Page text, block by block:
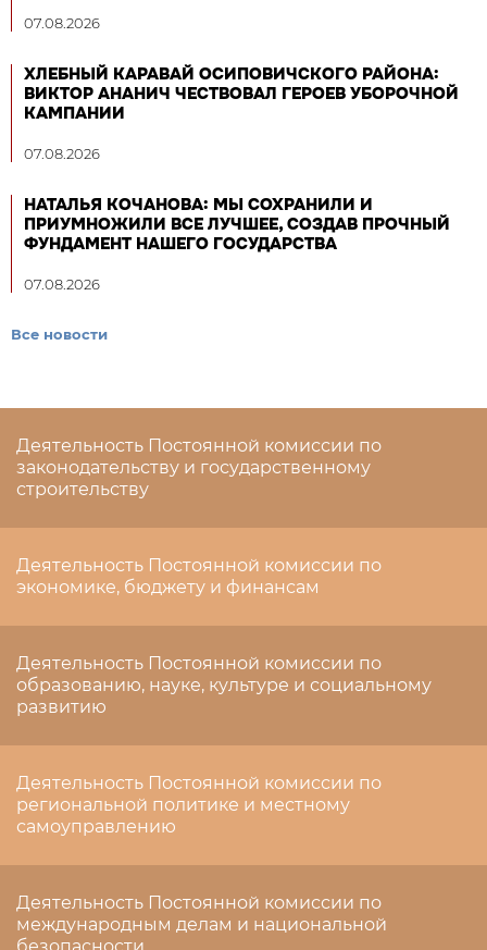
07.08.2026
ХЛЕБНЫЙ КАРАВАЙ ОСИПОВИЧСКОГО РАЙОНА:
ВИКТОР АНАНИЧ ЧЕСТВОВАЛ ГЕРОЕВ УБОРОЧНОЙ
КАМПАНИИ
07.08.2026
НАТАЛЬЯ КОЧАНОВА: МЫ СОХРАНИЛИ И
ПРИУМНОЖИЛИ ВСЕ ЛУЧШЕЕ, СОЗДАВ ПРОЧНЫЙ
ФУНДАМЕНТ НАШЕГО ГОСУДАРСТВА
07.08.2026
Все новости
Деятельность Постоянной комиссии по
законодательству и государственному
строительству
Деятельность Постоянной комиссии по
экономике, бюджету и финансам
Деятельность Постоянной комиссии по
образованию, науке, культуре и социальному
развитию
Деятельность Постоянной комиссии по
региональной политике и местному
самоуправлению
Деятельность Постоянной комиссии по
международным делам и национальной